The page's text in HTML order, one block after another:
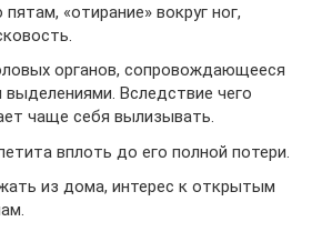
«отирание» вокруг ног,
органов, сопровождающееся
Вследствие чего
чаще себя вылизывать.
вплоть до его полной потери.
из дома, интерес к открытым